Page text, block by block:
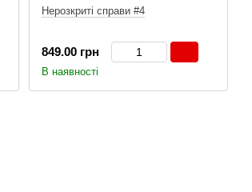
Нерозкриті справи #4
849.00 грн
В наявності